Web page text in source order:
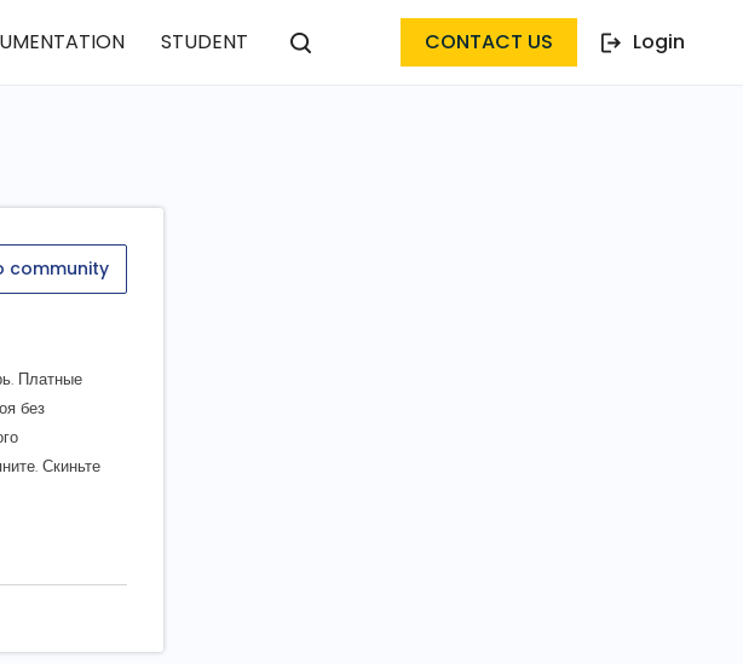
STUDENT CONTACT US Login
community
Платные
без
Скиньте